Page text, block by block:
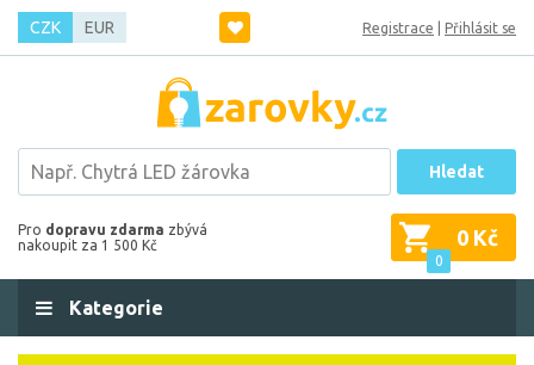
CZK EUR Registrace Přihlásit se
Hledat
Pro dopravu zdarma zbývá
nakoupit za 1 500 Kč
0
0 Kč
Kategorie